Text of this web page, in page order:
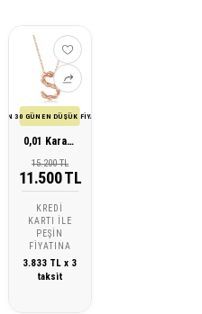
SON 30 GÜN EN DÜŞÜK FİYATI
0,01 Karat S Harfi Pırlanta Kolye
15.200 TL
11.500 TL
KREDI
KARTI ILE
PEŞIN
FIYATINA
3.833 TL x 3
taksit